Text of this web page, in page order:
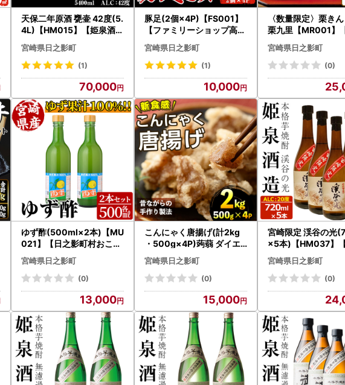
天保二年原酒 甕壷 42度(5.
4L)【HM015】【姫泉酒造
合資会社】
宮崎県日之影町
(1)
70,000
豚足(2個×4P)【FS001】
【ファミリーショップ高舘
】
宮崎県日之影町
(1)
10,000
〈数量限定〉栗き
栗九里【MR001】
ンハウス甲斐果樹園
宮崎県日之影町
(0)
ゆず酢(500ml×2本)【MU
021】【日之影町村おこし
総合産業(株)】
宮崎県日之影町
(0)
13,000
こんにゃく唐揚げ(計2kg
・500g×4P)蒟蒻 ダイエ
ット 糖質制限 低カロリー
糖質オフ おかず おつまみ
小分け 新食感【TR004】
【旬果工房てらす】
宮崎県日之影町
(0)
15,000
宮崎限定 渓谷の光
×5本)【HM037】
酒造合資会社】
宮崎県日之影町
(0)